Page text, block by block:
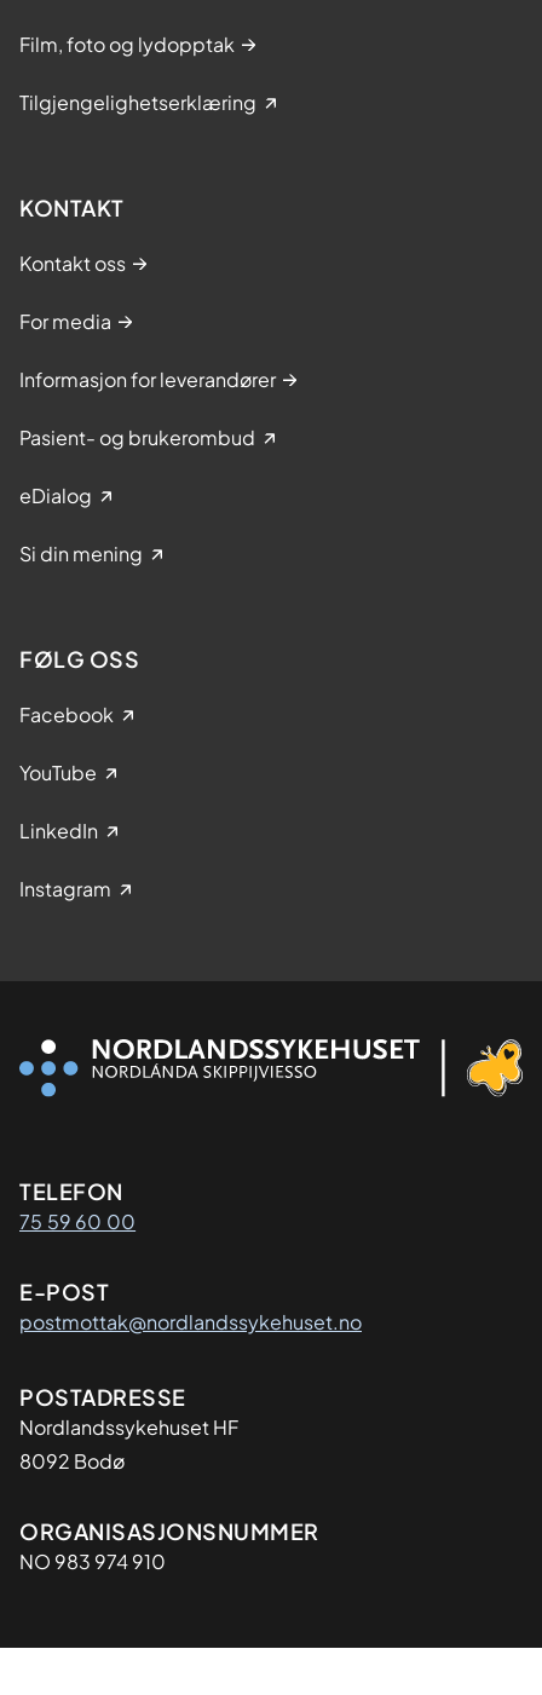
Film, foto og lydopptak
Tilgjengelighetserklæring
KONTAKT
Kontakt oss
For media
Informasjon for leverandører
Pasient- og brukerombud
eDialog
Si din mening
FØLG OSS
Facebook
YouTube
LinkedIn
Instagram
Kontaktinformasjon
TELEFON
75 59 60 00
E-POST
postmottak@nordlandssykehuset.no
Adresse
POSTADRESSE
Nordlandssykehuset HF
8092 Bodø
Organisasjon
ORGANISASJONSNUMMER
NO 983 974 910